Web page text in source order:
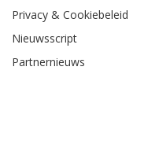
Privacy & Cookiebeleid
Nieuwsscript
Partnernieuws